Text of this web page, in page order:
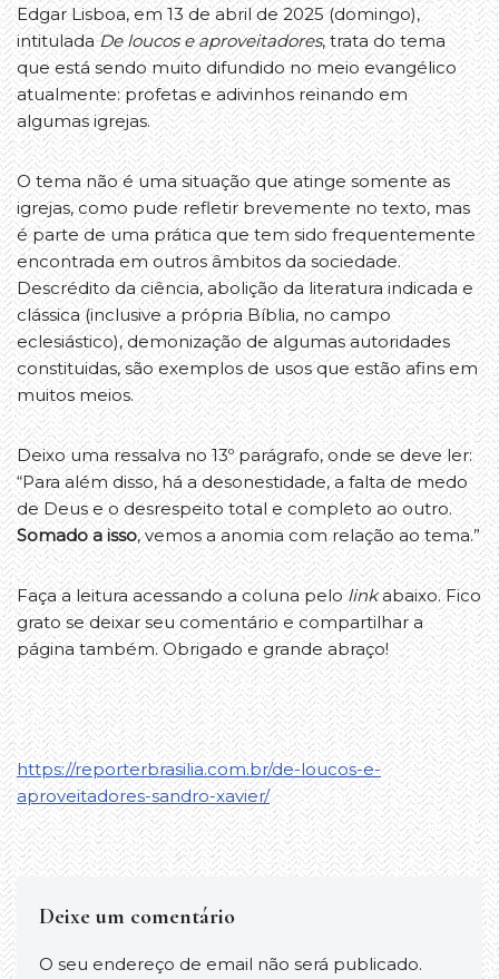
Edgar Lisboa, em 13 de abril de 2025 (domingo),
intituladaDe loucos e aproveitadores, trata do tema
que está sendo muito difundido no meio evangélico
atualmente: profetas e adivinhos reinando em
algumas igrejas.
O tema não é uma situação que atinge somente as
igrejas, como pude refletir brevemente no texto, mas
é parte de uma prática que tem sido frequentemente
encontrada em outros âmbitos da sociedade.
Descrédito da ciência, abolição da literatura indicada e
clássica (inclusive a própria Bíblia, no campo
eclesiástico), demonização de algumas autoridades
constituidas, são exemplos de usos que estão afins em
muitos meios.
Deixo uma ressalva no 13º parágrafo, onde se deve ler:
“Para além disso, há a desonestidade, a falta de medo
de Deus e o desrespeito total e completo ao outro.
Somado a isso, vemos a anomia com relação ao tema.”
Faça a leitura acessando a coluna pelolinkabaixo. Fico
grato se deixar seu comentário e compartilhar a
página também. Obrigado e grande abraço!
https://reporterbrasilia.com.br/de-loucos-e-
aproveitadores-sandro-xavier/
Deixe um comentário
O seu endereço de email não será publicado.